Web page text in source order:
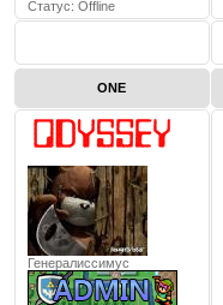
Статус: Offline
ONE
Генералиссимус